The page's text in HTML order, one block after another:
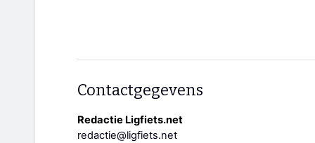
Contactgegevens
Redactie Ligfiets.net
redactie@ligfiets.net